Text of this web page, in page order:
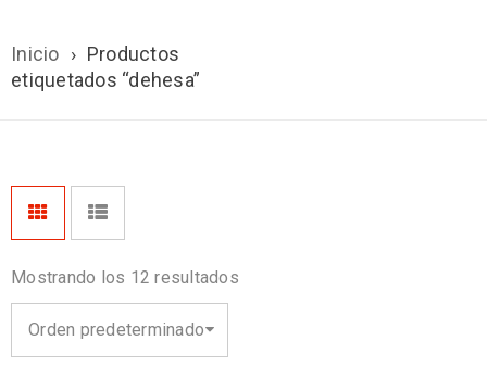
Inicio › Productos
etiquetados “dehesa”
Mostrando los 12 resultados
Orden predeterminado